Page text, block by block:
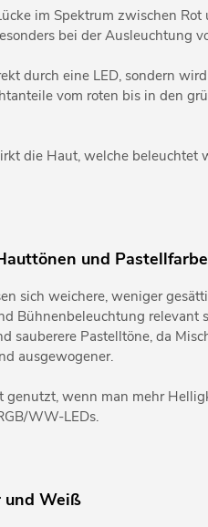
im Spektrum zwischen
bei der Ausleuchtung
durch eine LED, sondern
vom roten bis in den
die Haut, welche
und
sich weichere, weniger
Bühnenbeleuchtung
sauberere Pastelltöne, da
ausgewogener.
genutzt, wenn man mehr
WW-LEDs.
und Weiß